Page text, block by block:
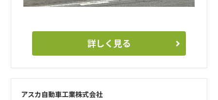
詳しく見る
アスカ自動車工業株式会社